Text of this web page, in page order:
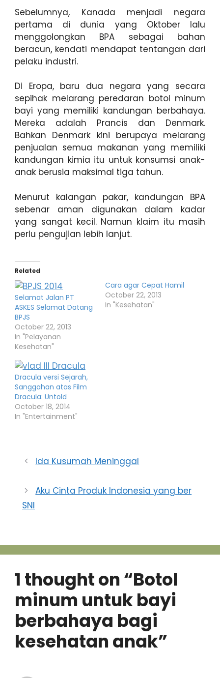
Sebelumnya, Kanada menjadi negara
pertama di dunia yang Oktober lalu
menggolongkan BPA sebagai bahan
beracun, kendati mendapat tentangan dari
pelaku industri.
Di Eropa, baru dua negara yang secara
sepihak melarang peredaran botol minum
bayi yang memiliki kandungan berbahaya.
Mereka adalah Prancis dan Denmark.
Bahkan Denmark kini berupaya melarang
penjualan semua makanan yang memiliki
kandungan kimia itu untuk konsumsi anak-
anak berusia maksimal tiga tahun.
Menurut kalangan pakar, kandungan BPA
sebenar aman digunakan dalam kadar
yang sangat kecil. Namun klaim itu masih
perlu pengujian lebih lanjut.
Related
Selamat Jalan PT
ASKES Selamat Datang
BPJS
October 22, 2013
In "Pelayanan
Kesehatan"
Cara agar Cepat Hamil
October 22, 2013
In "Kesehatan"
Dracula versi Sejarah,
Sanggahan atas Film
Dracula: Untold
October 18, 2014
In "Entertainment"
Ida Kusumah Meninggal
Aku Cinta Produk Indonesia yang ber
SNI
1 thought on “Botol
minum untuk bayi
berbahaya bagi
kesehatan anak”